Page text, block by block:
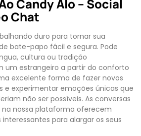
Candy Alo – Social
Chat
duro para tornar sua
bate-papo fácil e segura. Pode
cultura ou tradição
um estrangeiro a partir do conforto
excelente forma de fazer novos
e experimentar emoções únicas que
não ser possíveis. As conversas
nossa plataforma oferecem
para alargar os seus